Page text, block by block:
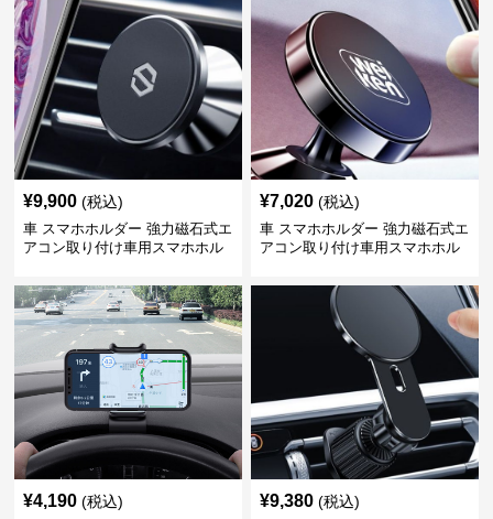
¥9,900 (税込)
車 スマホホルダー 強力磁石式エ
アコン取り付け車用スマホホル
¥7,020 (税込)
車 スマホホルダー 強力磁石式エ
アコン取り付け車用スマホホル
¥4,190 (税込) ¥9,380 (税込)